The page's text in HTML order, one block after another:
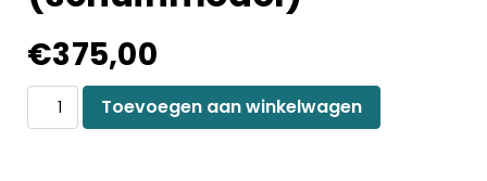
Sanitair
Meubelsets
€375,00
Rechte
poot
(schuinmodel)
Toevoegen aan winkelwagen